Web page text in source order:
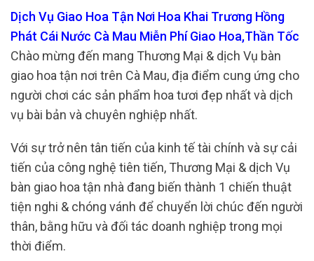
Dịch Vụ Giao Hoa Tận Nơi Hoa Khai Trương Hồng
Phát Cái Nước Cà Mau Miễn Phí Giao Hoa,Thần Tốc
Chào mừng đến mang Thương Mại & dịch Vụ bàn
giao hoa tận nơi trên Cà Mau, địa điểm cung ứng cho
người chơi các sản phẩm hoa tươi đẹp nhất và dịch
vụ bài bản và chuyên nghiệp nhất.
Với sự trở nên tân tiến của kinh tế tài chính và sự cải
tiến của công nghệ tiên tiến, Thương Mại & dịch Vụ
bàn giao hoa tận nhà đang biến thành 1 chiến thuật
tiện nghi & chóng vánh để chuyển lời chúc đến người
thân, bằng hữu và đối tác doanh nghiệp trong mọi
thời điểm.